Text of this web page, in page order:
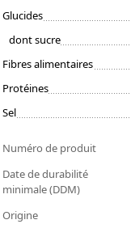
Glucides
dont sucre
Fibres alimentaires
Protéines
Sel
Numéro de produit
Date de durabilité
minimale (DDM)
Origine